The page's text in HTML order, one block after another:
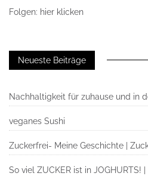
Folgen: hier klicken
Neueste Beiträge
Nachhaltigkeit für zuhause und in
veganes Sushi
Zuckerfrei- Meine Geschichte |
So viel ZUCKER ist in JOGHURTS! |